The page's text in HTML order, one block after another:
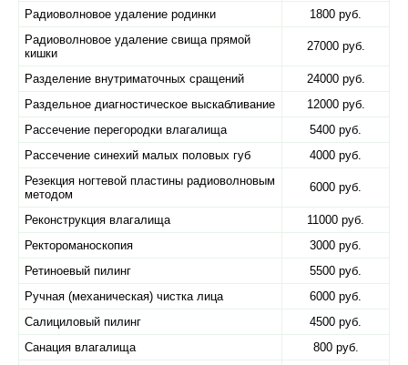
Радиоволновое удаление родинки
1800 руб.
Радиоволновое удаление свища прямой
кишки
27000 руб.
Разделение внутриматочных сращений
24000 руб.
Раздельное диагностическое выскабливание
12000 руб.
Рассечение перегородки влагалища
5400 руб.
Рассечение синехий малых половых губ
4000 руб.
Резекция ногтевой пластины радиоволновым
методом
6000 руб.
Реконструкция влагалища
11000 руб.
Ректороманоскопия
3000 руб.
Ретиноевый пилинг
5500 руб.
Ручная (механическая) чистка лица
6000 руб.
Салициловый пилинг
4500 руб.
Санация влагалища
800 руб.